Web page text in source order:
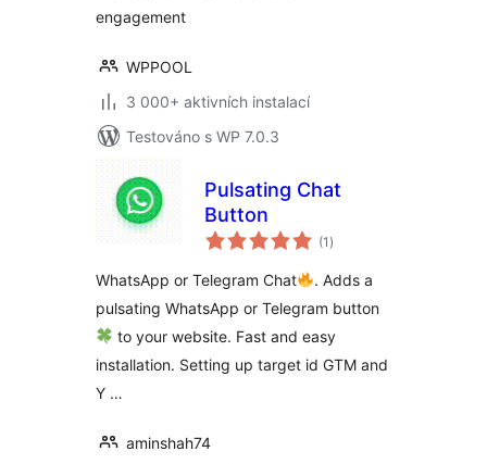
engagement
WPPOOL
3 000+ aktivních instalací
Testováno s WP 7.0.3
Pulsating Chat
Button
(1 celkové
hodnocení
)
WhatsApp or Telegram Chat
. Adds a
pulsating WhatsApp or Telegram button
to your website. Fast and easy
installation. Setting up target id GTM and
Y …
aminshah74